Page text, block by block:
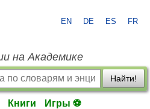
EN DE ES FR
на Академике
Найти!
Книги Игры ⚽